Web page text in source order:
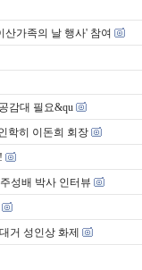
가족의 날 행사' 참여
감대 필요&qu
학히 이돈희 회장
성배 박사 인터뷰
거 성인상 화제